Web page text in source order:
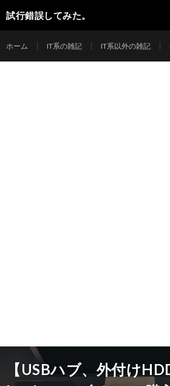
試行錯誤してみた。
ホーム IT系の雑記 IT系以外の雑記
【USBハブ、外付け